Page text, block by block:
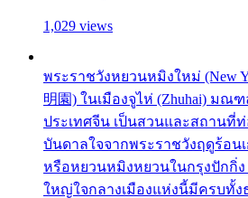
1,029 views
พระราชวังหยวนหมิงใหม่ (New
明園) ในเมืองจูไห่ (Zhuhai) มณฑ
ประเทศจีน เป็นสวนและสถานที่ท่
บันดาลใจจากพระราชวังฤดูร้อนเก่
หรือหยวนหมิงหยวนในกรุงปักกิ่
ใหญ่ใจกลางเมืองแห่งนี้มีครบทั้